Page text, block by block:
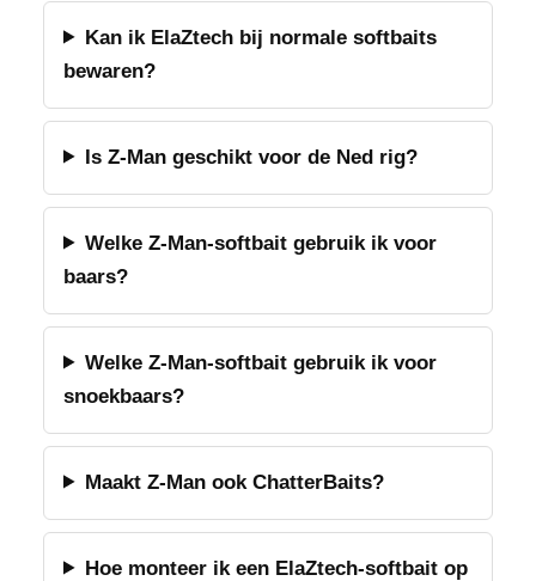
Kan ik ElaZtech bij normale softbaits
bewaren?
Is Z-Man geschikt voor de Ned rig?
Welke Z-Man-softbait gebruik ik voor
baars?
Welke Z-Man-softbait gebruik ik voor
snoekbaars?
Maakt Z-Man ook ChatterBaits?
Hoe monteer ik een ElaZtech-softbait op